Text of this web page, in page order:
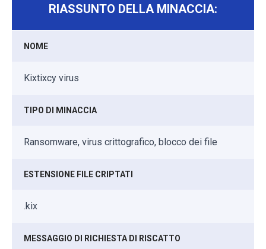
RIASSUNTO DELLA MINACCIA:
NOME
Kixtixcy virus
TIPO DI MINACCIA
Ransomware, virus crittografico, blocco dei file
ESTENSIONE FILE CRIPTATI
.kix
MESSAGGIO DI RICHIESTA DI RISCATTO